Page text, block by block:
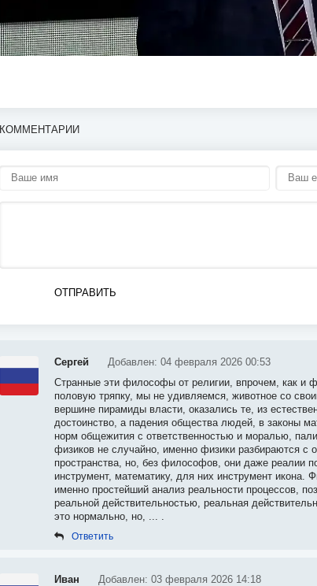
КОММЕНТАРИИ
ОТПРАВИТЬ
Сергей Добавлен: 04 февраля 2026 00:53
Странные эти философы от религии, впрочем, как и
половую тряпку, мы не удивляемся, животное со
вершине пирамиды власти, оказались те, из
достоинство, а падения общества людей, в законы
норм общежития с ответственностью и моралью,
физиков не случайно, именно физики разбираются с
пространства, но, без философов, они даже реалии
инструмент, математику, для них инструмент
именно простейший анализ реальности процессов,
реальной действительностью, реальная
это нормально, но, ... .
Ответить
Иван Добавлен: 03 февраля 2026 14:18